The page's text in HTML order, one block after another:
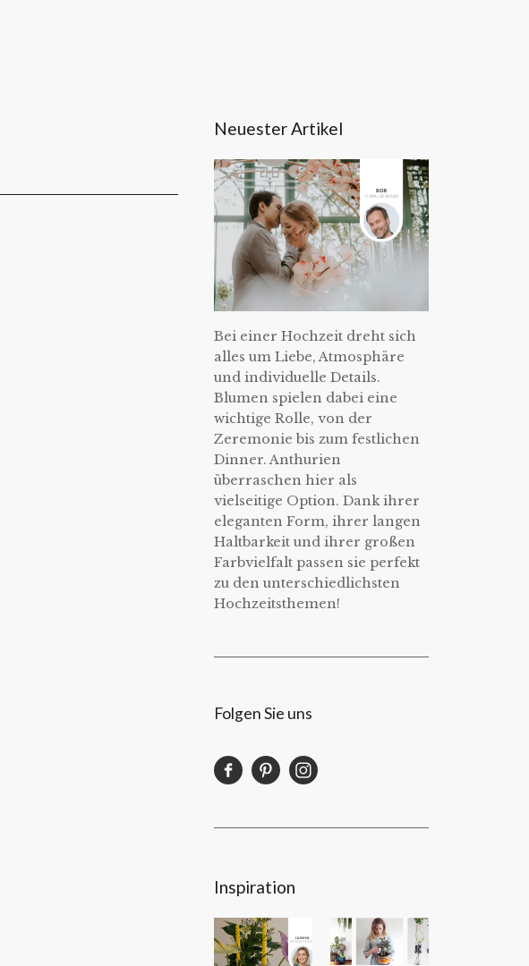
Neuester Artikel
Bei einer Hochzeit dreht sich
alles um Liebe, Atmosphäre
und individuelle Details.
Blumen spielen dabei eine
wichtige Rolle, von der
Zeremonie bis zum festlichen
Dinner. Anthurien
überraschen hier als
vielseitige Option. Dank ihrer
eleganten Form, ihrer langen
Haltbarkeit und ihrer großen
Farbvielfalt passen sie perfekt
zu den unterschiedlichsten
Hochzeitsthemen!
Folgen Sie uns
Inspiration